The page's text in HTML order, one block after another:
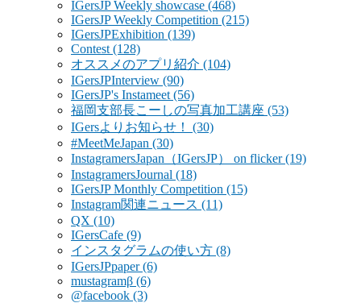
IGersJP Weekly showcase (468)
IGersJP Weekly Competition (215)
IGersJPExhibition (139)
Contest (128)
オススメのアプリ紹介 (104)
IGersJPInterview (90)
IGersJP's Instameet (56)
福岡支部長こーしの写真加工講座 (53)
IGersよりお知らせ！ (30)
#MeetMeJapan (30)
InstagramersJapan（IGersJP） on flicker(19)
InstagramersJournal (18)
IGersJP Monthly Competition (15)
Instagram関連ニュース (11)
QX (10)
IGersCafe (9)
インスタグラムの使い方 (8)
IGersJPpaper(6)
mustagramβ (6)
@facebook (3)